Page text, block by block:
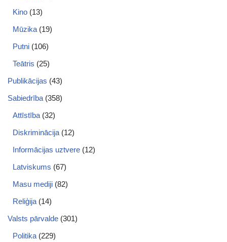
Kino (13)
Mūzika (19)
Putni (106)
Teātris (25)
Publikācijas (43)
Sabiedrība (358)
Attīstība (32)
Diskriminācija (12)
Informācijas uztvere (12)
Latviskums (67)
Masu mediji (82)
Reliģija (14)
Valsts pārvalde (301)
Politika (229)